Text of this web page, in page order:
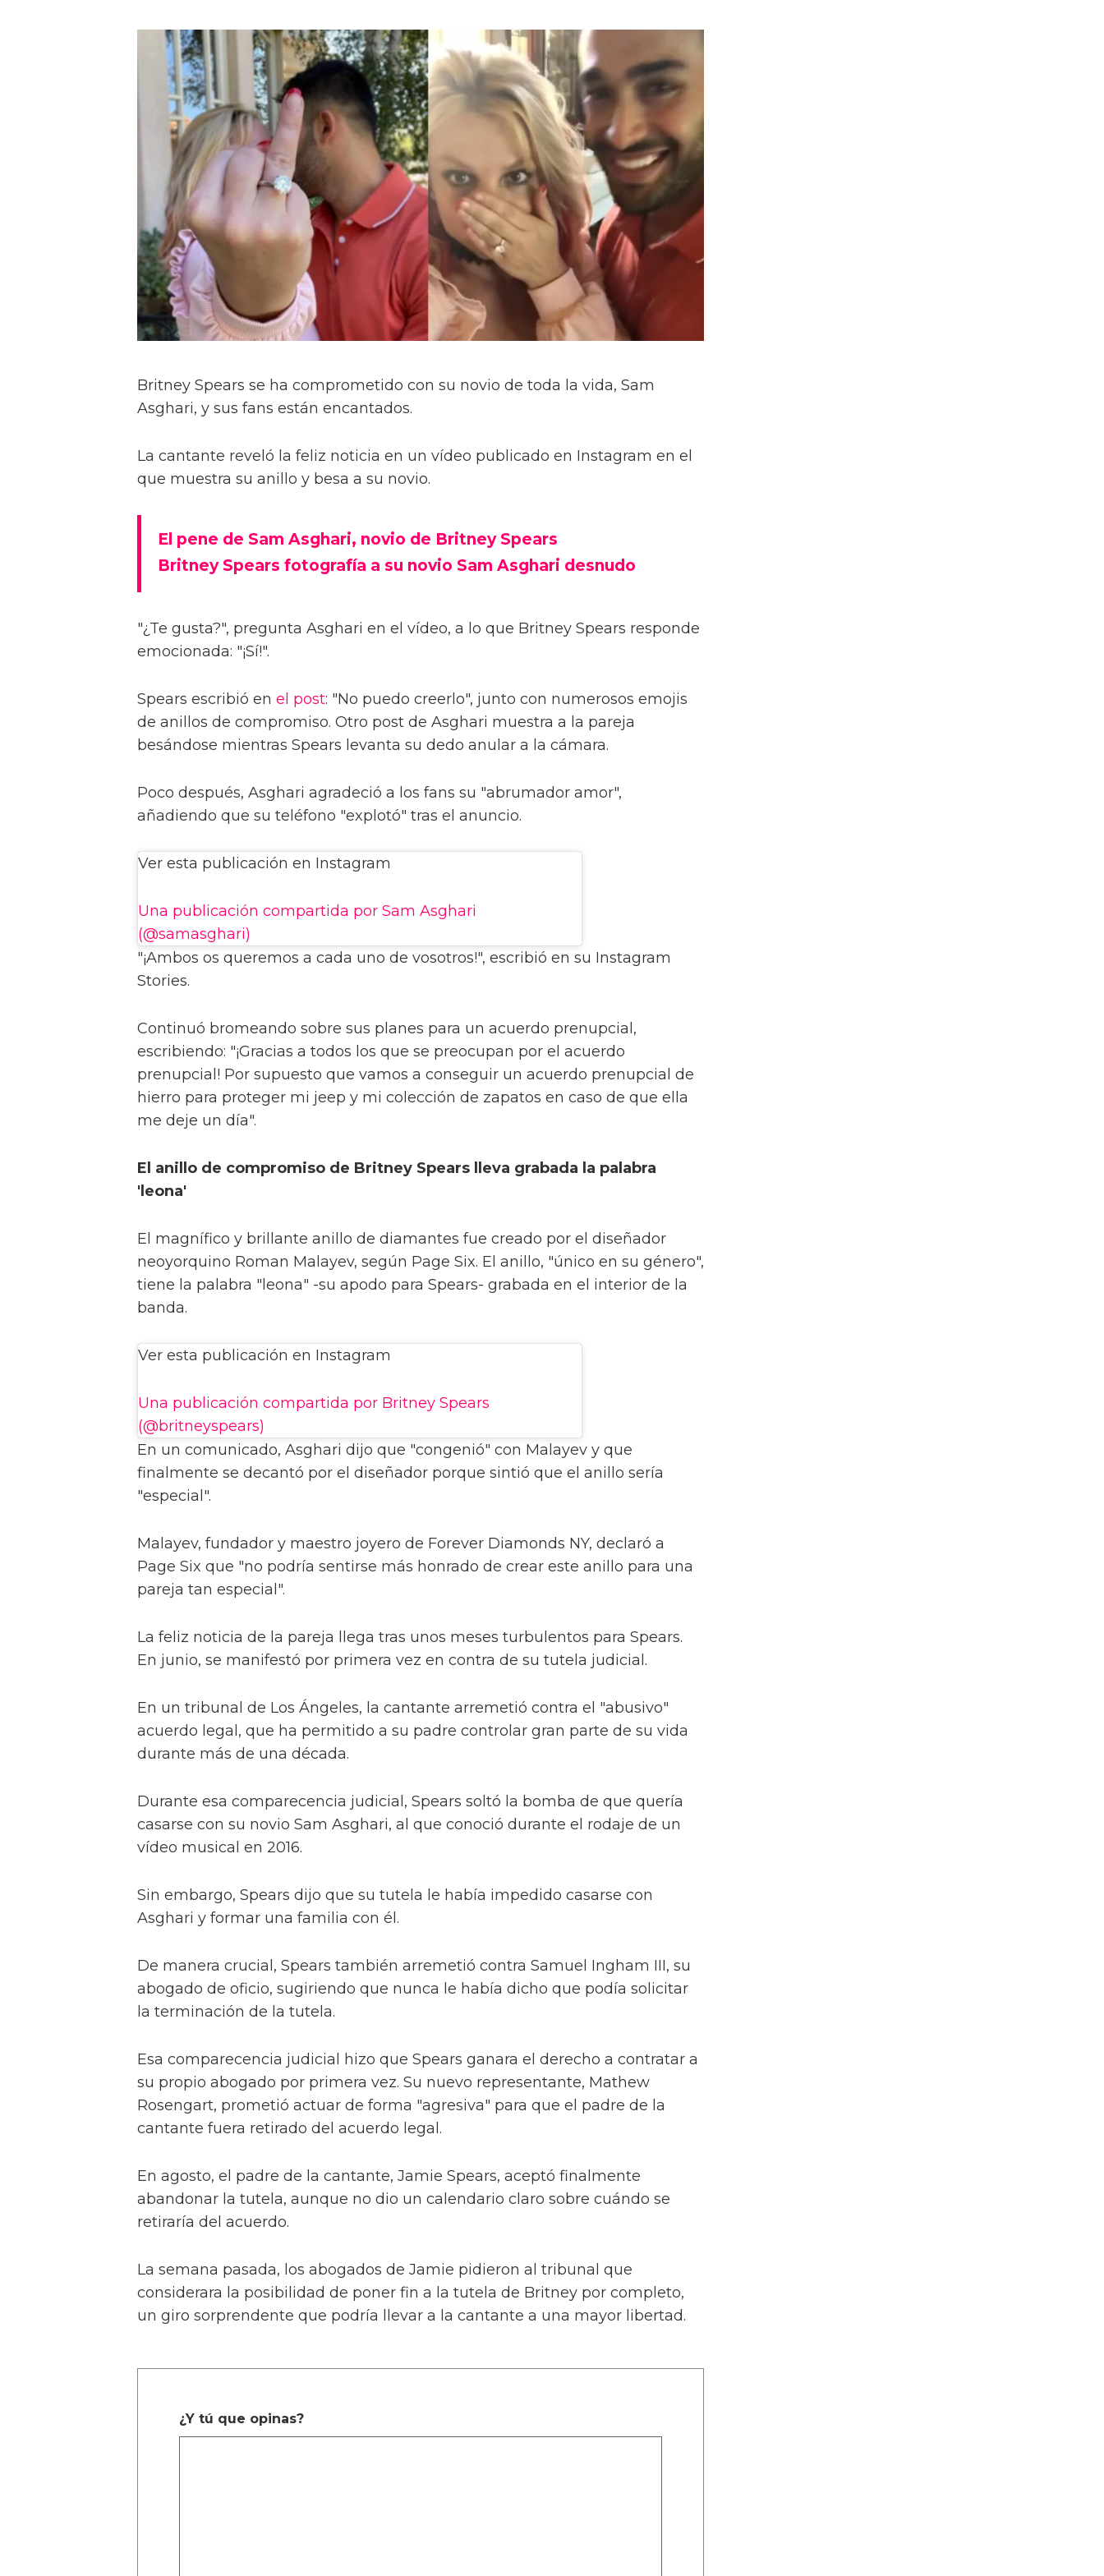
Britney Spears se ha comprometido con su novio de toda la vida, Sam
Asghari, y sus fans están encantados.
La cantante reveló la feliz noticia en un vídeo publicado en Instagram en el
que muestra su anillo y besa a su novio.
El pene de Sam Asghari, novio de Britney Spears
Britney Spears fotografía a su novio Sam Asghari desnudo
"¿Te gusta?", pregunta Asghari en el vídeo, a lo que Britney Spears responde
emocionada: "¡Sí!".
Spears escribió en el post: "No puedo creerlo", junto con numerosos emojis
de anillos de compromiso. Otro post de Asghari muestra a la pareja
besándose mientras Spears levanta su dedo anular a la cámara.
Poco después, Asghari agradeció a los fans su "abrumador amor",
añadiendo que su teléfono "explotó" tras el anuncio.
Ver esta publicación en Instagram
Una publicación compartida por Sam Asghari
(@samasghari)
"¡Ambos os queremos a cada uno de vosotros!", escribió en su Instagram
Stories.
Continuó bromeando sobre sus planes para un acuerdo prenupcial,
escribiendo: "¡Gracias a todos los que se preocupan por el acuerdo
prenupcial! Por supuesto que vamos a conseguir un acuerdo prenupcial de
hierro para proteger mi jeep y mi colección de zapatos en caso de que ella
me deje un día".
El anillo de compromiso de Britney Spears lleva grabada la palabra
'leona'
El magnífico y brillante anillo de diamantes fue creado por el diseñador
neoyorquino Roman Malayev, según Page Six. El anillo, "único en su género",
tiene la palabra "leona" -su apodo para Spears- grabada en el interior de la
banda.
Ver esta publicación en Instagram
Una publicación compartida por Britney Spears
(@britneyspears)
En un comunicado, Asghari dijo que "congenió" con Malayev y que
finalmente se decantó por el diseñador porque sintió que el anillo sería
"especial".
Malayev, fundador y maestro joyero de Forever Diamonds NY, declaró a
Page Six que "no podría sentirse más honrado de crear este anillo para una
pareja tan especial".
La feliz noticia de la pareja llega tras unos meses turbulentos para Spears.
En junio, se manifestó por primera vez en contra de su tutela judicial.
En un tribunal de Los Ángeles, la cantante arremetió contra el "abusivo"
acuerdo legal, que ha permitido a su padre controlar gran parte de su vida
durante más de una década.
Durante esa comparecencia judicial, Spears soltó la bomba de que quería
casarse con su novio Sam Asghari, al que conoció durante el rodaje de un
vídeo musical en 2016.
Sin embargo, Spears dijo que su tutela le había impedido casarse con
Asghari y formar una familia con él.
De manera crucial, Spears también arremetió contra Samuel Ingham III, su
abogado de oficio, sugiriendo que nunca le había dicho que podía solicitar
la terminación de la tutela.
Esa comparecencia judicial hizo que Spears ganara el derecho a contratar a
su propio abogado por primera vez. Su nuevo representante, Mathew
Rosengart, prometió actuar de forma "agresiva" para que el padre de la
cantante fuera retirado del acuerdo legal.
En agosto, el padre de la cantante, Jamie Spears, aceptó finalmente
abandonar la tutela, aunque no dio un calendario claro sobre cuándo se
retiraría del acuerdo.
La semana pasada, los abogados de Jamie pidieron al tribunal que
considerara la posibilidad de poner fin a la tutela de Britney por completo,
un giro sorprendente que podría llevar a la cantante a una mayor libertad.
¿Y tú que opinas?